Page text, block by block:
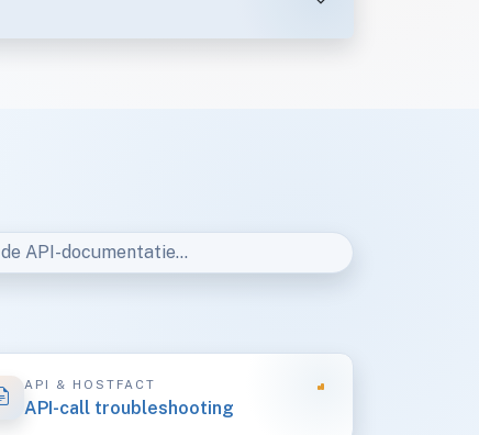
API & HOSTFACT
API-call troubleshooting